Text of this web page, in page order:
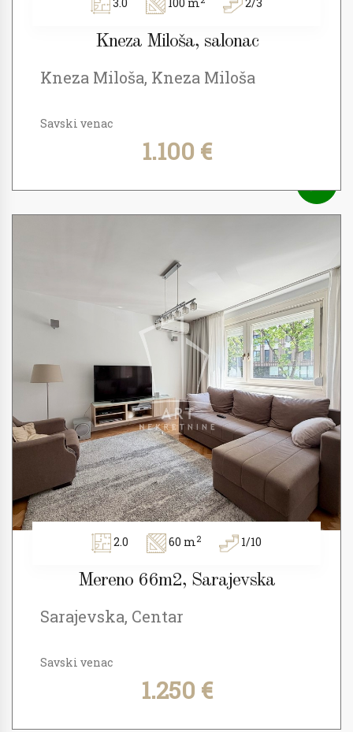
Kneza Miloša, salonac
Kneza Miloša, Kneza Miloša
Savski venac
1.100 €
2.0 60 m2 1/10
Mereno 66m2, Sarajevska
Sarajevska, Centar
Savski venac
1.250 €